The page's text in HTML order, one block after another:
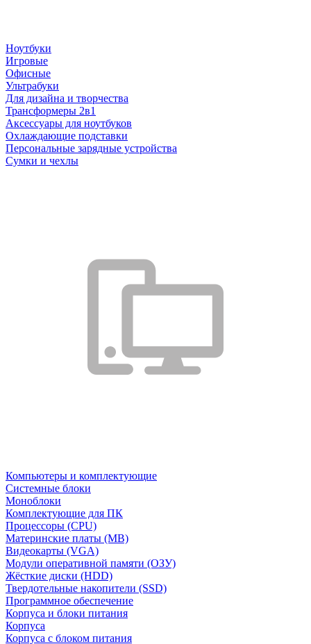
Ноутбуки
Игровые
Офисные
Ультрабуки
Для дизайна и творчества
Трансформеры 2в1
Аксессуары для ноутбуков
Охлаждающие подставки
Персональные зарядные устройства
Сумки и чехлы
Компьютеры и комплектующие
Системные блоки
Моноблоки
Комплектующие для ПК
Процессоры (CPU)
Материнские платы (MB)
Видеокарты (VGA)
Модули оперативной памяти (ОЗУ)
Жёсткие диски (HDD)
Твердотельные накопители (SSD)
Программное обеспечение
Корпуса и блоки питания
Корпуса
Корпуса с блоком питания